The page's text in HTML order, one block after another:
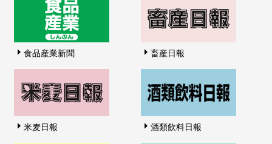
食品産業新聞 畜産日報
米麦日報 酒類飲料日報